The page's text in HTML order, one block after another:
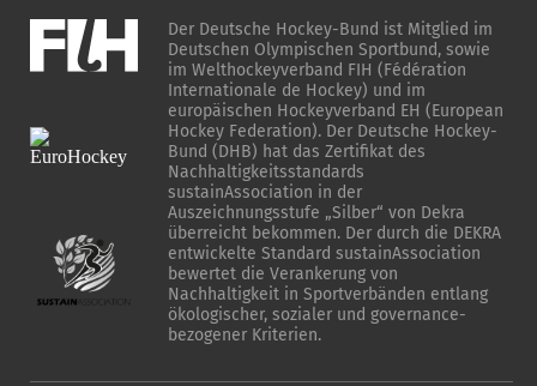
Der Deutsche Hockey-Bund ist Mitglied im
Deutschen Olympischen Sportbund, sowie
im Welthockeyverband FIH (Fédération
Internationale de Hockey) und im
europäischen Hockeyverband EH (European
Hockey Federation). Der Deutsche Hockey-
Bund (DHB) hat das Zertifikat des
Nachhaltigkeitsstandards
sustainAssociation in der
Auszeichnungsstufe „Silber“ von Dekra
überreicht bekommen. Der durch die DEKRA
entwickelte Standard sustainAssociation
bewertet die Verankerung von
Nachhaltigkeit in Sportverbänden entlang
ökologischer, sozialer und governance-
bezogener Kriterien.